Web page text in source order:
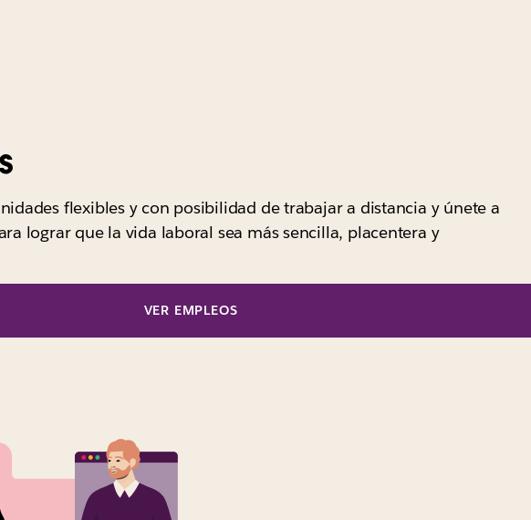
flexibles y con posibilidad de trabajar a distancia y únete a
lograr que la vida laboral sea más sencilla, placentera y
VER EMPLEOS